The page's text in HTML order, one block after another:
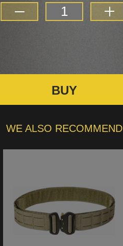
BUY
WE ALSO RECOMMEND